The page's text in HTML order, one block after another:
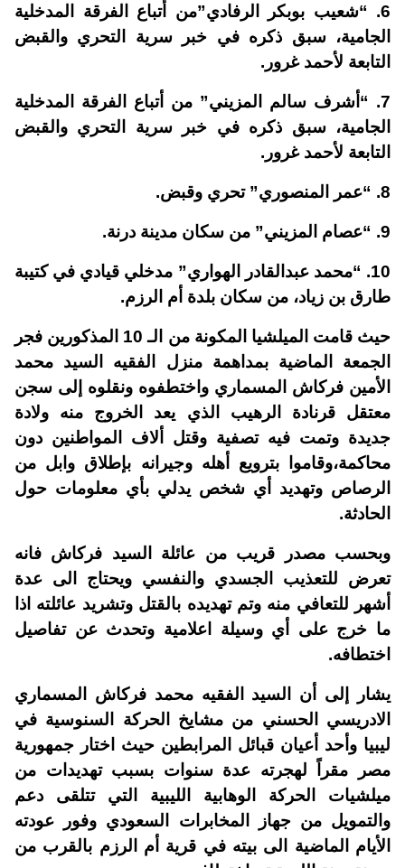
6. “شعيب بوبكر الرفادي”من أتباع الفرقة المدخلية
الجامية، سبق ذكره في خبر سرية التحري والقبض
التابعة لأحمد غرور.
7. “أشرف سالم المزيني” من أتباع الفرقة المدخلية
الجامية، سبق ذكره في خبر سرية التحري والقبض
التابعة لأحمد غرور.
8. “عمر المنصوري” تحري وقبض.
9. “عصام المزيني” من سكان مدينة درنة.
10. “محمد عبدالقادر الهواري” مدخلي قيادي في كتيبة
طارق بن زياد، من سكان بلدة أم الرزم.
حيث قامت الميلشيا المكونة من الـ 10 المذكورين فجر
الجمعة الماضية بمداهمة منزل الفقيه السيد محمد
الأمين فركاش المسماري واختطفوه ونقلوه إلى سجن
معتقل قرنادة الرهيب الذي يعد الخروج منه ولادة
جديدة وتمت فيه تصفية وقتل ألاف المواطنين دون
محاكمة،وقاموا بترويع أهله وجيرانه بإطلاق وابل من
الرصاص وتهديد أي شخص يدلي بأي معلومات حول
الحادثة.
وبحسب مصدر قريب من عائلة السيد فركاش فانه
تعرض للتعذيب الجسدي والنفسي ويحتاج الى عدة
أشهر للتعافي منه وتم تهديده بالقتل وتشريد عائلته اذا
ما خرج على أي وسيلة اعلامية وتحدث عن تفاصيل
اختطافه.
يشار إلى أن السيد الفقيه محمد فركاش المسماري
الادريسي الحسني من مشايخ الحركة السنوسية في
ليبيا وأحد أعيان قبائل المرابطين حيث اختار جمهورية
مصر مقراً لهجرته عدة سنوات بسبب تهديدات من
ميلشيات الحركة الوهابية الليبية التي تتلقى دعم
والتمويل من جهاز المخابرات السعودي وفور عودته
الأيام الماضية الى بيته في قرية أم الرزم بالقرب من